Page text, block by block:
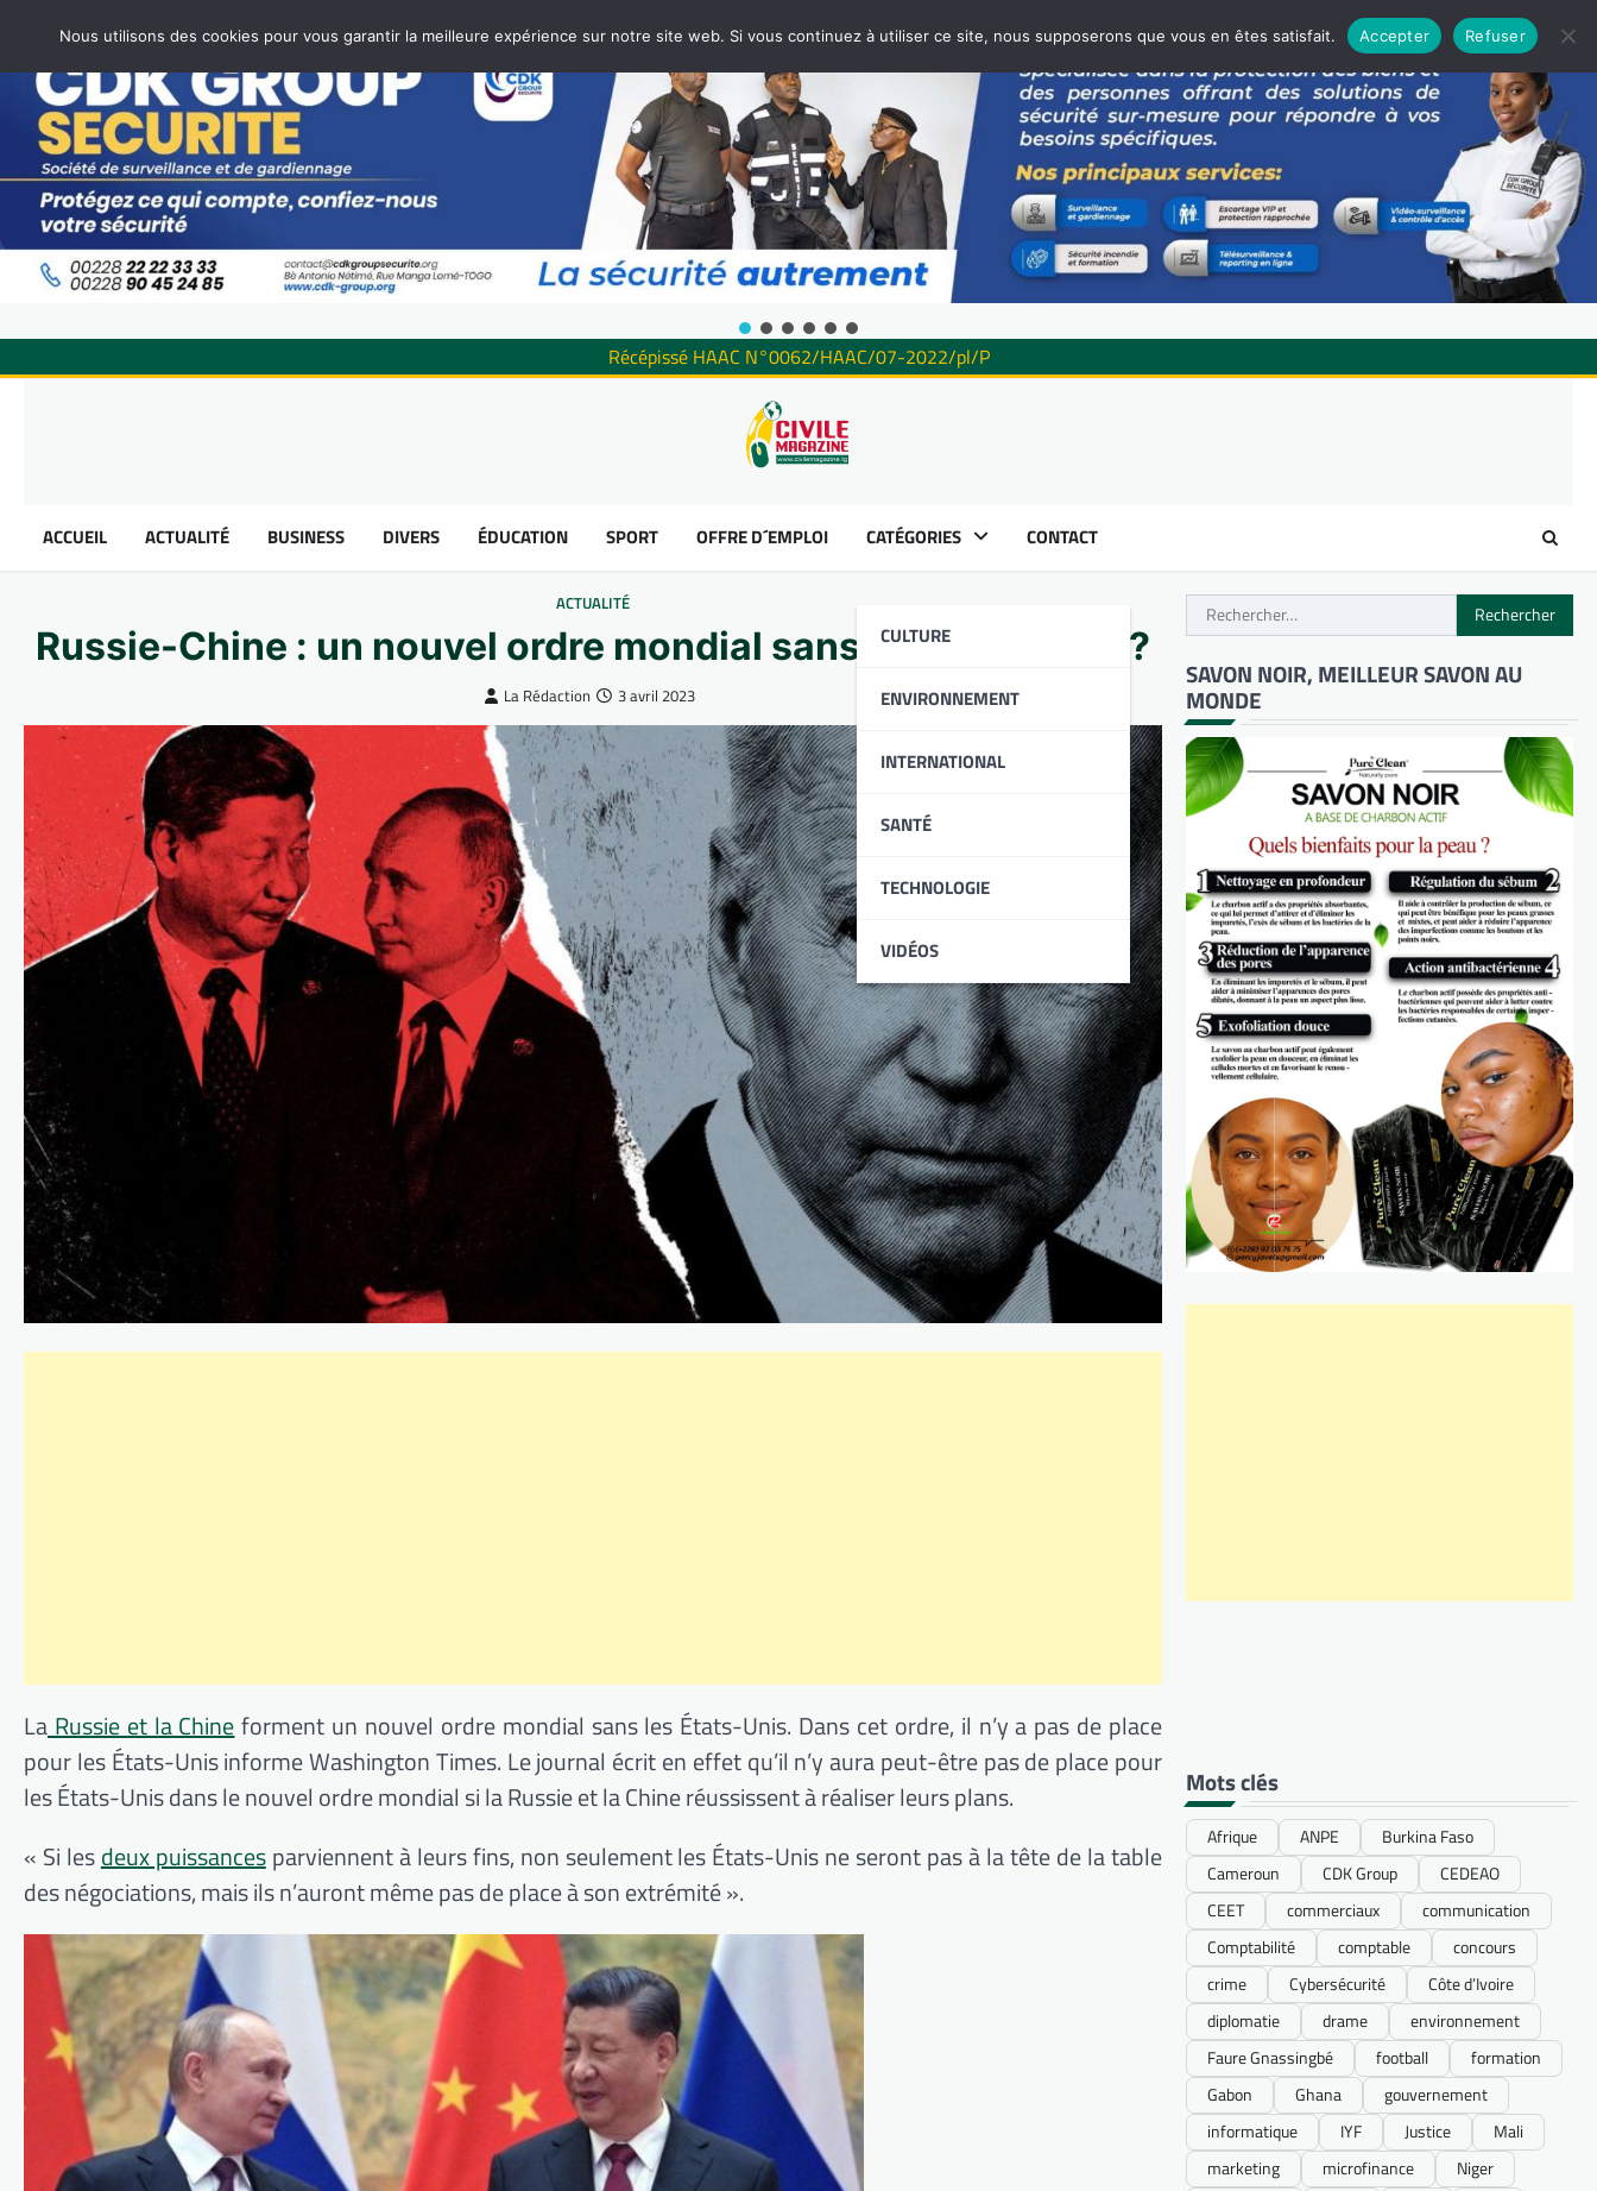
Récépissé HAAC N°0062/HAAC/07-2022/pl/P
ACCUEIL ACTUALITÉ BUSINESS DIVERS ÉDUCATION SPORT OFFRE D´EMPLOI CATÉGORIES
CULTURE
ENVIRONNEMENT
INTERNATIONAL
SANTÉ
TECHNOLOGIE
VIDÉOS
CONTACT
ACTUALITÉ
Russie-Chine : un nouvel ordre mondial sans les États-Unis?
La Rédaction 3 avril 2023
LaRussie et la Chineforment un nouvel ordre mondial sans les États-Unis. Dans cet ordre, il n’y a pas de place
pour les États-Unis informe Washington Times. Le journal écrit en effet qu’il n’y aura peut-être pas de place pour
les États-Unis dans le nouvel ordre mondial si la Russie et la Chine réussissent à réaliser leurs plans.
« Si lesdeux puissancesparviennent à leurs fins, non seulement les États-Unis ne seront pas à la tête de la table
des négociations, mais ils n’auront même pas de place à son extrémité ».
Rechercher :
SAVON NOIR, MEILLEUR SAVON AU
MONDE
Mots clés
Afrique ANPE
Burkina Faso
Cameroun
CDK Group
CEDEAO
CEET
commerciaux
communication
Comptabilité
comptable
concours
crime
Cybersécurité
Côte d’Ivoire
diplomatie
drame
environnement
Faure Gnassingbé
football
formation
Gabon
Ghana
gouvernement
informatique
IYF Justice
Mali
marketing
microfinance
Niger
Nous utilisons des cookies pour vous garantir la meilleure expérience sur notre site web. Si vous continuez à utiliser ce site, nous supposerons que vous en êtes satisfait. Accepter Refuser